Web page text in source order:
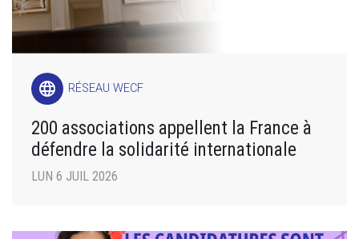
language RÉSEAU WECF
200 associations appellent la France à
défendre la solidarité internationale
LUN 6 JUIL 2026